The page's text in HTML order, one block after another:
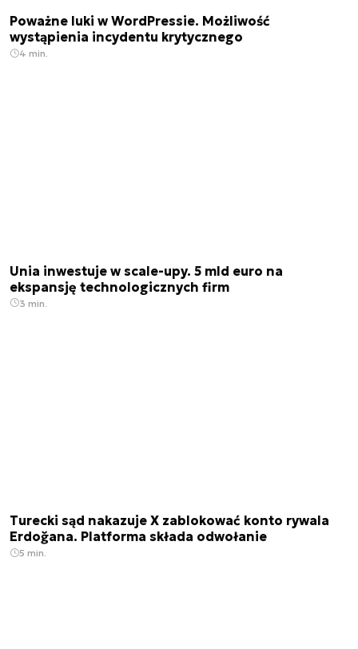
Poważne luki w WordPressie. Możliwość
wystąpienia incydentu krytycznego
4 min.
Unia inwestuje w scale-upy. 5 mld euro na
ekspansję technologicznych firm
3 min.
Turecki sąd nakazuje X zablokować konto rywala
Erdoğana. Platforma składa odwołanie
5 min.